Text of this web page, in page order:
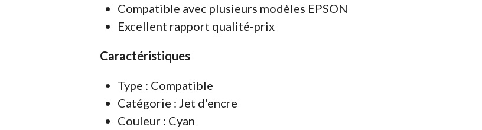
Compatible avec plusieurs modèles EPSON
Excellent rapport qualité-prix
Caractéristiques
Type : Compatible
Catégorie : Jet d'encre
Couleur : Cyan